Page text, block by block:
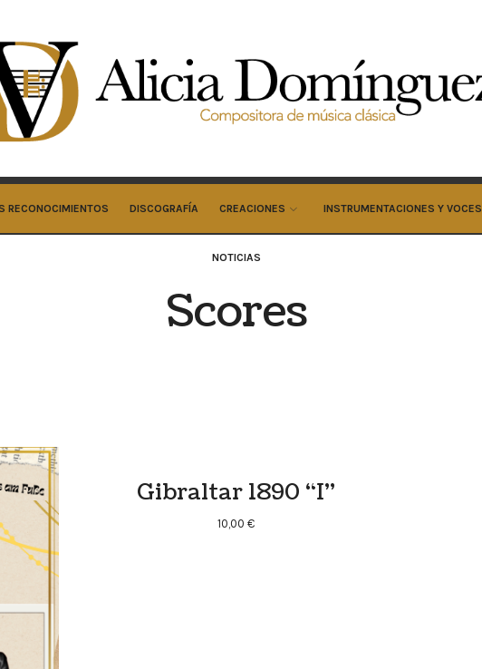
RECONOCIMIENTOS DISCOGRAFÍA CREACIONES INSTRUMENTACIONES Y VOCES
NOTICIAS
Scores
Gibraltar 1890 “I”
10,00 €